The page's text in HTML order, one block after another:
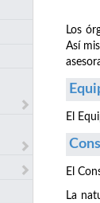
Los
Así
El
El
La